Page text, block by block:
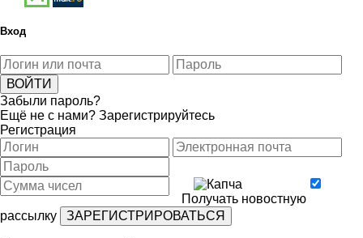
Вход
Забыли пароль?
Ещё не с нами? Зарегистрируйтесь
Регистрация
Получать новостную
рассылку